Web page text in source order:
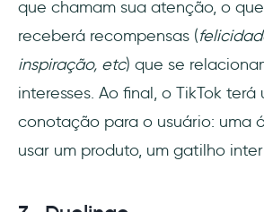
que chamam sua atenção, o
receberá recompensas (
inspiração, etc) que se
interesses. Ao final, o TikTok
conotação para o usuário: uma
usar um produto, um gatilho